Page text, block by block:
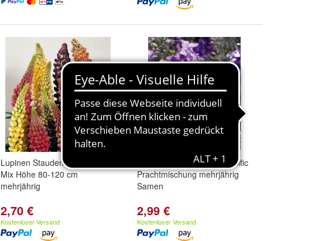
Lupinen Staudenlupine Russell
Mix Höhe 80-120 cm
mehrjährig
2,70 €
Kostenloser Versand
Rittersporn Delphinium Pacific
Prachtmischung mehrjährig
Samen
2,99 €
Kostenloser Versand